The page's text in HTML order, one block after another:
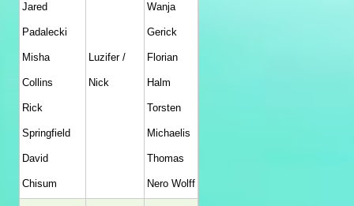
Jared
Padalecki
Misha
Collins
Rick
Springfield
David
Chisum
Luzifer /
Nick
Wanja
Gerick
Florian
Halm
Torsten
Michaelis
Thomas
Nero Wolff